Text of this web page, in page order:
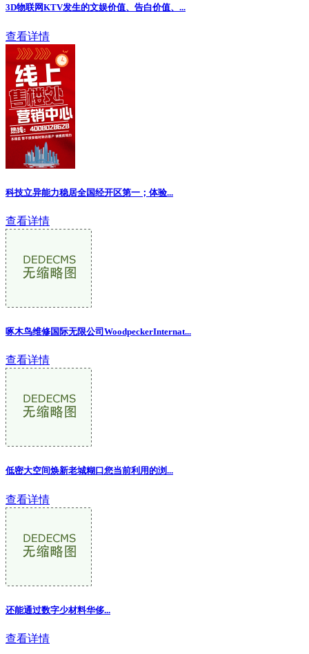
3D物联网KTV发生的文娱价值、告白价值、 ...
查看详情
科技立异能力稳居全国经开区第一；体验...
查看详情
啄木鸟维修国际无限公司WoodpeckerInternat...
查看详情
低密大空间焕新老城糊口您当前利用的浏...
查看详情
还能通过数字少材料华侈...
查看详情